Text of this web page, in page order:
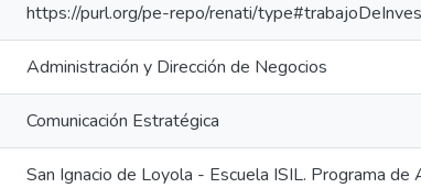
https://purl.org/pe-repo/renati/
Administración y Dirección de Negocios
Comunicación Estratégica
San Ignacio de Loyola - Escuela ISIL. Programa